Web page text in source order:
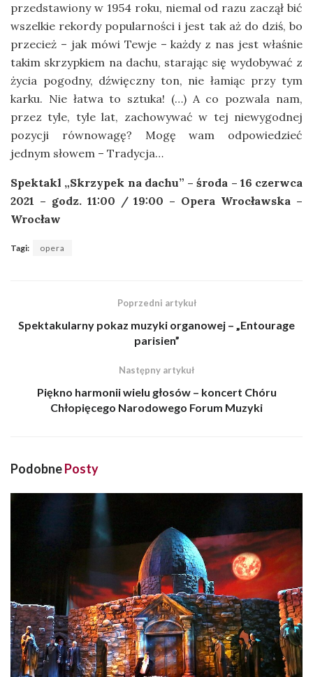
przedstawiony w 1954 roku, niemal od razu zaczął bić
wszelkie rekordy popularności i jest tak aż do dziś, bo
przecież – jak mówi Tewje – każdy z nas jest właśnie
takim skrzypkiem na dachu, starając się wydobywać z
życia pogodny, dźwięczny ton, nie łamiąc przy tym
karku. Nie łatwa to sztuka! (…) A co pozwala nam,
przez tyle, tyle lat, zachowywać w tej niewygodnej
pozycji równowagę? Mogę wam odpowiedzieć
jednym słowem – Tradycja…
Spektakl „Skrzypek na dachu” – środa – 16 czerwca
2021 – godz. 11:00 / 19:00 – Opera Wrocławska –
Wrocław
Tagi: opera
Poprzedni artykuł
Spektakularny pokaz muzyki organowej – „Entourage
parisien”
Następny artykuł
Piękno harmonii wielu głosów – koncert Chóru
Chłopięcego Narodowego Forum Muzyki
PodobnePosty